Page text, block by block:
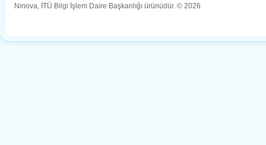
Ninova, İTÜ Bilgi İşlem Daire Başkanlığı ürünüdür. © 2026